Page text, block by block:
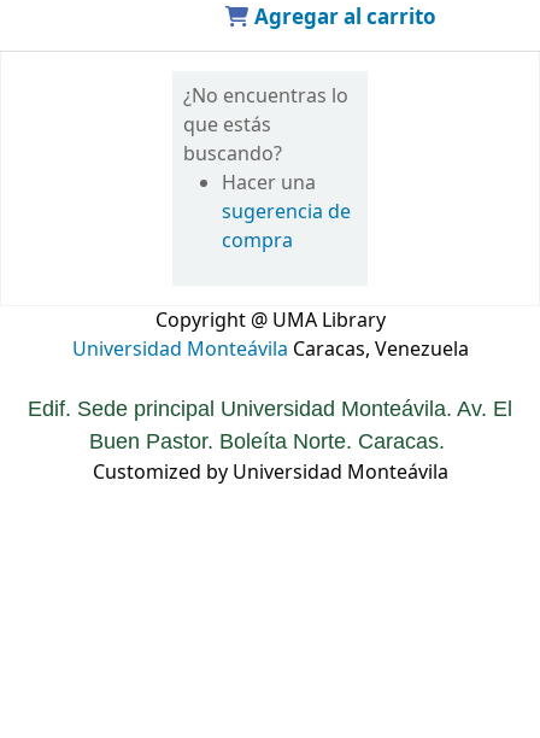
Agregar al carrito
¿No encuentras lo
que estás
buscando?
Hacer una
sugerencia de
compra
Copyright @ UMA Library
Universidad Monteávila Caracas, Venezuela
Edif. Sede principal Universidad Monteávila. Av. El
Buen Pastor. Boleíta Norte. Caracas.
Customized by Universidad Monteávila